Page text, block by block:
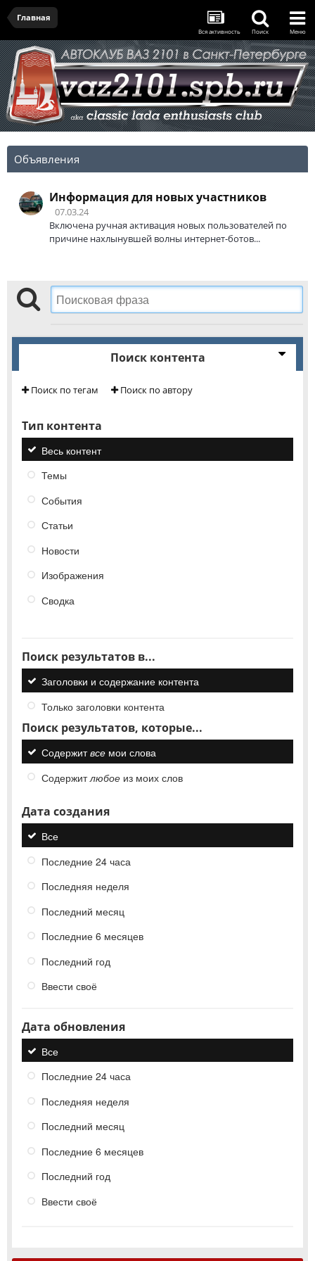
Главная
Вся активность Поиск Меню
Объявления
Информация для новых участников
07.03.24
Включена ручная активация новых пользователей по
причине нахлынувшей волны интернет-ботов...
Поиск контента
Поиск по тегам Поиск по автору
Тип контента
Весь контент
Темы
События
Статьи
Новости
Изображения
Сводка
Поиск результатов в...
Заголовки и содержание контента
Только заголовки контента
Поиск результатов, которые...
Содержитвсе мои слова
Содержитлюбое из моих слов
Дата создания
Все
Последние 24 часа
Последняя неделя
Последний месяц
Последние 6 месяцев
Последний год
Ввести своё
Дата обновления
Все
Последние 24 часа
Последняя неделя
Последний месяц
Последние 6 месяцев
Последний год
Ввести своё